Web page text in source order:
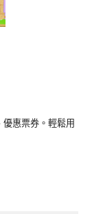
惠票券。輕鬆用